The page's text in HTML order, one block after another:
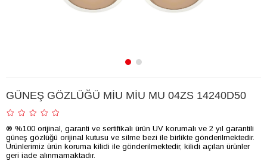
GÜNEŞ GÖZLÜĞÜ MİU MİU MU 04ZS 14240D50
® %100 orijinal, garanti ve sertifikalı ürün UV korumalı ve 2 yıl garantili
güneş gözlüğü orijinal kutusu ve silme bezi ile birlikte gönderilmektedir.
Ürünlerimiz ürün koruma kilidi ile gönderilmektedir, kilidi açılan ürünler
geri iade alınmamaktadır.